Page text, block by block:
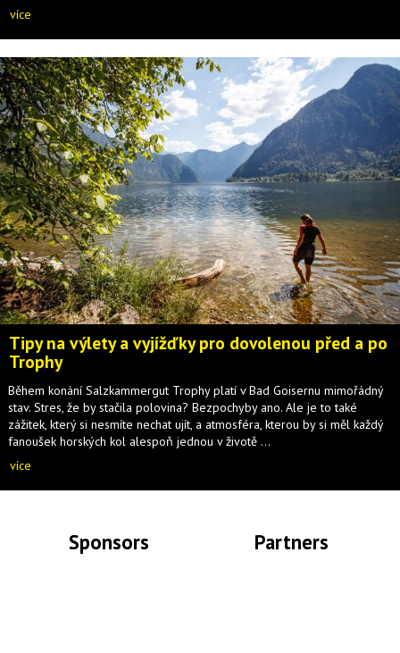
více
Tipy na výlety a vyjížďky pro dovolenou před a po
Trophy
Během konání Salzkammergut Trophy platí v Bad Goisernu mimořádný
stav. Stres, že by stačila polovina? Bezpochyby ano. Ale je to také
zážitek, který si nesmíte nechat ujít, a atmosféra, kterou by si měl každý
fanoušek horských kol alespoň jednou v životě ...
více
Sponsors Partners